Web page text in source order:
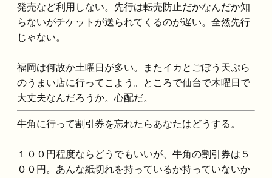
発売など利用しない。先行は転売防止だかなんだか知
らないがチケットが送られてくるのが遅い。全然先行
じゃない。
福岡は何故か土曜日が多い。またイカとごぼう天ぷら
のうまい店に行ってこよう。ところで仙台で木曜日で
大丈夫なんだろうか。心配だ。
牛角に行って割引券を忘れたらあなたはどうする。
１００円程度ならどうでもいいが、牛角の割引券は５
００円。あんな紙切れを持っているか持っていないか